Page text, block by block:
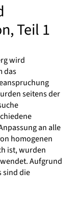
Teil 1
wird
das
seitens der
an alle
homogenen
ist, wurden
Aufgrund
sind die